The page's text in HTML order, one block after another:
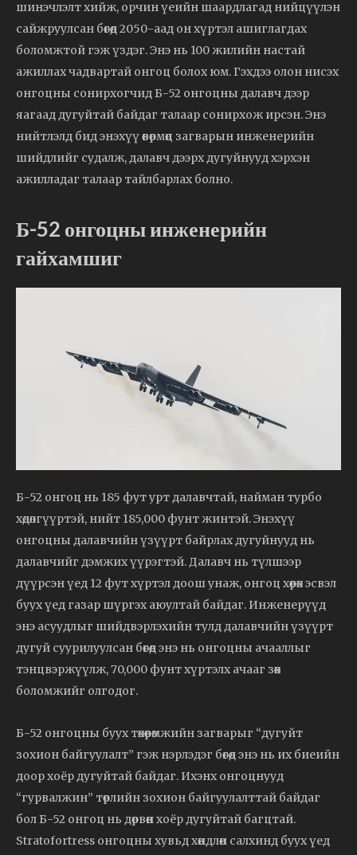
шинэчлэлт хийж, орчин үеийн шаардлагад нийцүүлэн
сайжруулсан бөгөөд 2050-аад он хүртэл ашиглагдах
боломжтой гэж үздэг. Энэ нь 100 жилийн настай
ажиллах чадвартай онгоц болох юм. Гэхдээ олон нисэх
онгоцны сонирхогчид Б-52 онгоцны далавч дээр
яагаад дугуйтай байдаг талаар сонирхож ирсэн. Энэ
нийтлэлд бид энэхүү өвөрмөц загварын инженерийн
шийдлийг судалж, далавч дээрх дугуйнууд хэрхэн
ажилладаг талаар тайлбарлах болно.
Б-52 онгоцны инженерийн
гайхамшиг
Б-52 онгоц нь 185 фут урт далавчтай, найман турбо
хөдөлгүүртэй, нийт 185,000 фунт жинтэй. Энэхүү
онгоцны далавчийн үзүүрт байрлах дугуйнууд нь
далавчийг дэмжих үүрэгтэй. Далавч нь түлшээр
дүүрсэн үед 12 фут хүртэл доош унаж, онгоц хөөрөх эсвэл
буух үед газар шүргэх аюултай байдаг. Инженерүүд
энэ асуудлыг шийдвэрлэхийн тулд далавчийн үзүүрт
дугуй суурилуулсан бөгөөд энэ нь онгоцны ачааллыг
тэнцвэржүүлж, 70,000 фунт хүртэлх ачааг зөөх
боломжийг олгодог.
Б-52 онгоцны буух төхөөрөмжийн загварыг “дугуйт
зохион байгуулалт” гэж нэрлэдэг бөгөөд энэ нь их биеийн
доор хоёр дугуйтай байдаг. Ихэнх онгоцнууд
“гурвалжин” төрлийн зохион байгуулалттай байдаг
бол Б-52 онгоц нь дөрвөн хоёр дугуйтай багцтай.
Stratofortress онгоцны хувьд хөндлөн салхинд буух үед